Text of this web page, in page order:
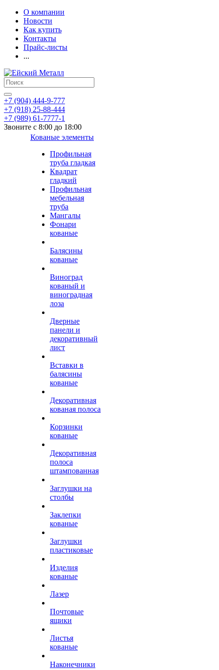
О компании
Новости
Как купить
Контакты
Прайс-листы
...
+7 (904) 444-9-777
+7 (918) 25-88-444
+7 (989) 61-7777-1
Звоните с 8:00 до 18:00
Кованые элементы
Профильная
труба гладкая
Квадрат
гладкий
Профильная
мебельная
труба
Мангалы
Фонари
кованые
Балясины
кованые
Виноград
кованый и
виноградная
лоза
Дверные
панели и
декоративный
лист
Вставки в
балясины
кованые
Декоративная
кованая полоса
Корзинки
кованые
Декоративная
полоса
штампованная
Заглушки на
столбы
Заклепки
кованые
Заглушки
пластиковые
Изделия
кованые
Лазер
Почтовые
ящики
Листья
кованые
Наконечники